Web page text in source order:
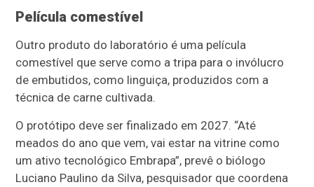
Película comestível
Outro produto do laboratório é uma película
comestível que serve como a tripa para o invólucro
de embutidos, como linguiça, produzidos com a
técnica de carne cultivada.
O protótipo deve ser finalizado em 2027. “Até
meados do ano que vem, vai estar na vitrine como
um ativo tecnológico Embrapa”, prevê o biólogo
Luciano Paulino da Silva, pesquisador que coordena